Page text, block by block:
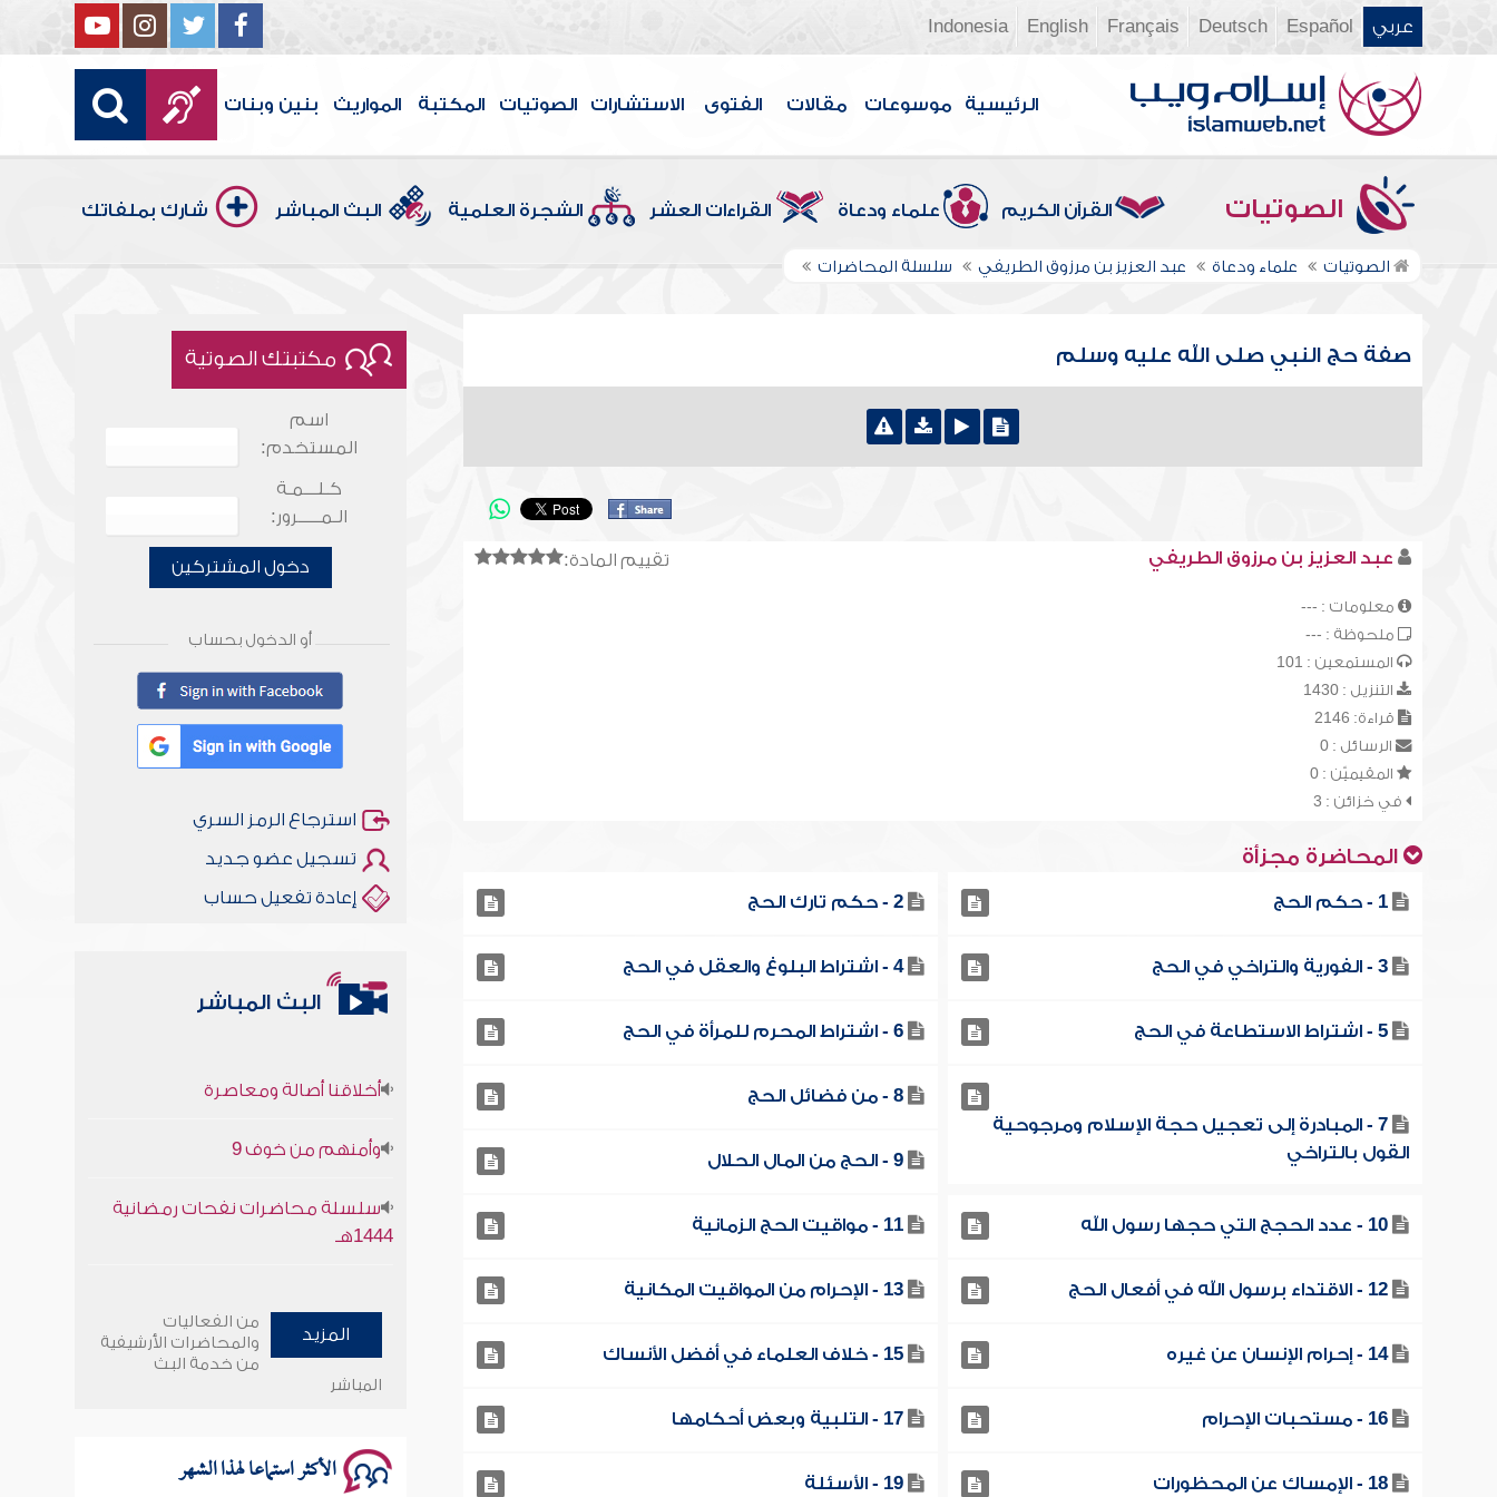
عربي Español
Deutsch
Français
English
Indonesia
الرئيسية موسوعات مقالات الفتوى الاستشارات الصوتيات المكتبة المواريث بنين وبنات
الصوتيات القرآن الكريم علماء ودعاة القراءات العشر الشجرة العلمية البث المباشر شارك بملفاتك
الصوتيات علماء ودعاة عبد العزيز بن مرزوق الطريفي سلسلة المحاضرات
صفة حج النبي صلى الله عليه وسلم
تقييم المادة: عبد العزيز بن مرزوق الطريفي
معلومات : ---
ملحوظة : ---
المستمعين : 101
التنزيل : 1430
قراءة: 2146
الرسائل : 0
المقيميّن : 0
في خزائن : 3
المحاضرة مجزأة
1 - حكم الحج 2 - حكم تارك الحج
3 - الفورية والتراخي في الحج 4 - اشتراط البلوغ والعقل في الحج
5 - اشتراط الاستطاعة في الحج 6 - اشتراط المحرم للمرأة في الحج
7 - المبادرة إلى تعجيل حجة الإسلام ومرجوحية
القول بالتراخي
8 - من فضائل الحج
9 - الحج من المال الحلال
10 - عدد الحجج التي حجها رسول الله 11 - مواقيت الحج الزمانية
12 - الاقتداء برسول الله في أفعال الحج 13 - الإحرام من المواقيت المكانية
14 - إحرام الإنسان عن غيره 15 - خلاف العلماء في أفضل الأنساك
16 - مستحبات الإحرام 17 - التلبية وبعض أحكامها
18 - الإمساك عن المحظورات 19 - الأسئلة
مكتبتك الصوتية
اسم
المستخدم:
كـلـــمـة
الـمـــــرور:
دخول المشتركين
أو الدخول بحساب
استرجاع الرمز السري
تسجيل عضو جديد
إعادة تفعيل حساب
البث المباشر
1444هـ
وأمنهم من خوف 9
سلسلة محاضرات نفحات رمضانية
المزيد
من الفعاليات
والمحاضرات الأرشيفية
من خدمة البث
المباشر
الأكثر استماعا لهذا الشهر